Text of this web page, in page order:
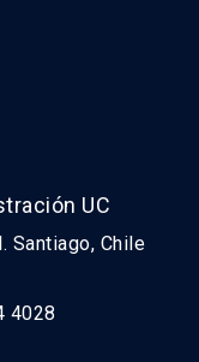
UC
Santiago, Chile
4028